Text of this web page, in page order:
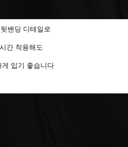
밴딩 디테일로
간 착용해도
게 입기 좋습니다